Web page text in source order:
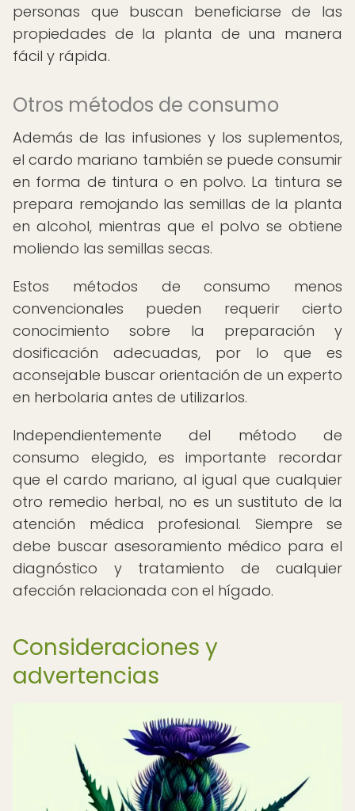
personas que buscan beneficiarse de las
propiedades de la planta de una manera
fácil y rápida.
Otros métodos de consumo
Además de las infusiones y los suplementos,
el cardo mariano también se puede consumir
en forma de tintura o en polvo. La tintura se
prepara remojando las semillas de la planta
en alcohol, mientras que el polvo se obtiene
moliendo las semillas secas.
Estos métodos de consumo menos
convencionales pueden requerir cierto
conocimiento sobre la preparación y
dosificación adecuadas, por lo que es
aconsejable buscar orientación de un experto
en herbolaria antes de utilizarlos.
Independientemente del método de
consumo elegido, es importante recordar
que el cardo mariano, al igual que cualquier
otro remedio herbal, no es un sustituto de la
atención médica profesional. Siempre se
debe buscar asesoramiento médico para el
diagnóstico y tratamiento de cualquier
afección relacionada con el hígado.
Consideraciones y
advertencias